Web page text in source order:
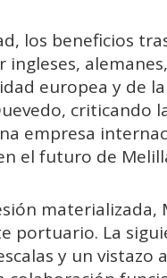
los beneficios
ingleses,
europea y de
criticando
empresa
el futuro de
materializada,
portuario. La
y un